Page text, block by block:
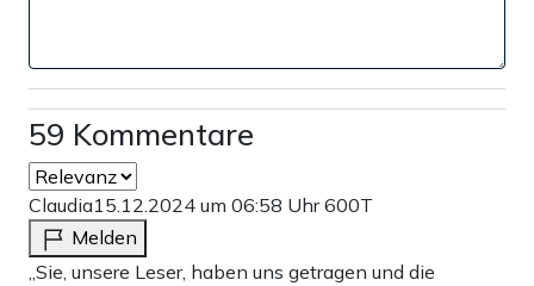
59 Kommentare
Claudia15.12.2024 um 06:58 Uhr600T
Melden
„Sie, unsere Leser, haben uns getragen und die